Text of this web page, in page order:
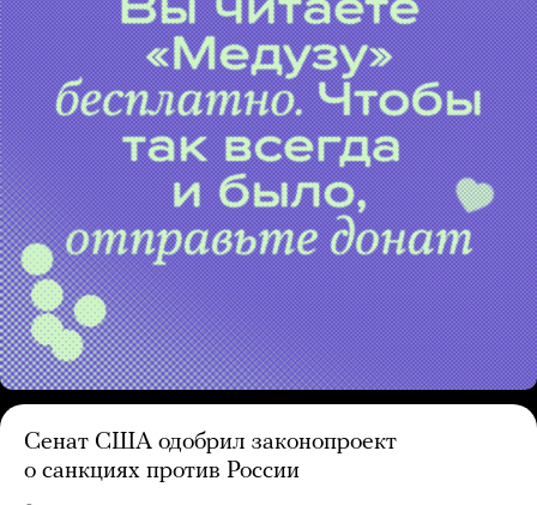
Сенат США одобрил законопроект
о санкциях против России